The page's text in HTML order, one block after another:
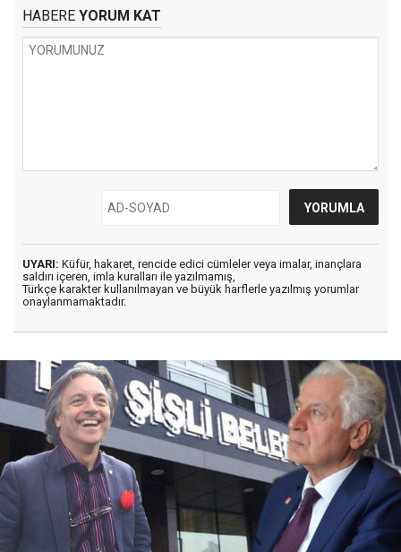
HABERE YORUM KAT
UYARI: Küfür, hakaret, rencide edici cümleler veya imalar, inançlara
saldırı içeren, imla kuralları ile yazılmamış,
Türkçe karakter kullanılmayan ve büyük harflerle yazılmış yorumlar
onaylanmamaktadır.